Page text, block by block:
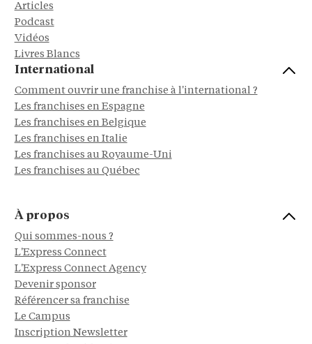
Articles
Podcast
Vidéos
Livres Blancs
International
Comment ouvrir une franchise à l'international ?
Les franchises en Espagne
Les franchises en Belgique
Les franchises en Italie
Les franchises au Royaume-Uni
Les franchises au Québec
À propos
Qui sommes-nous ?
L'Express Connect
L'Express Connect Agency
Devenir sponsor
Référencer sa franchise
Le Campus
Inscription Newsletter